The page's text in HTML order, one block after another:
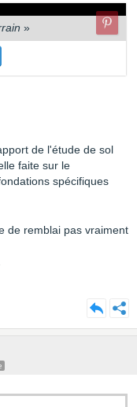
»
de l'étude de sol
faite sur le
spécifiques
de remblai pas vraiment